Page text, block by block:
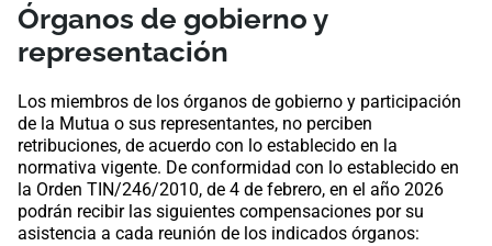
Órganos de gobierno y
representación
Los miembros de los órganos de gobierno y participación
de la Mutua o sus representantes, no perciben
retribuciones, de acuerdo con lo establecido en la
normativa vigente. De conformidad con lo establecido en
la Orden TIN/246/2010, de 4 de febrero, en el año 2026​​
podrán recibir las siguientes compensaciones por su
asistencia a cada reunión de los indicados órganos: